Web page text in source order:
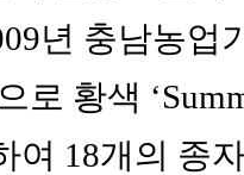
년 충남농업
로 황색
여 18개의 종